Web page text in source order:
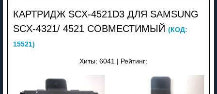
КАРТРИДЖ SCX-4521D3 ДЛЯ SAMSUNG
SCX-4321/ 4521 СОВМЕСТИМЫЙ (КОД:
15521)
Хиты: 6041 Рейтинг: